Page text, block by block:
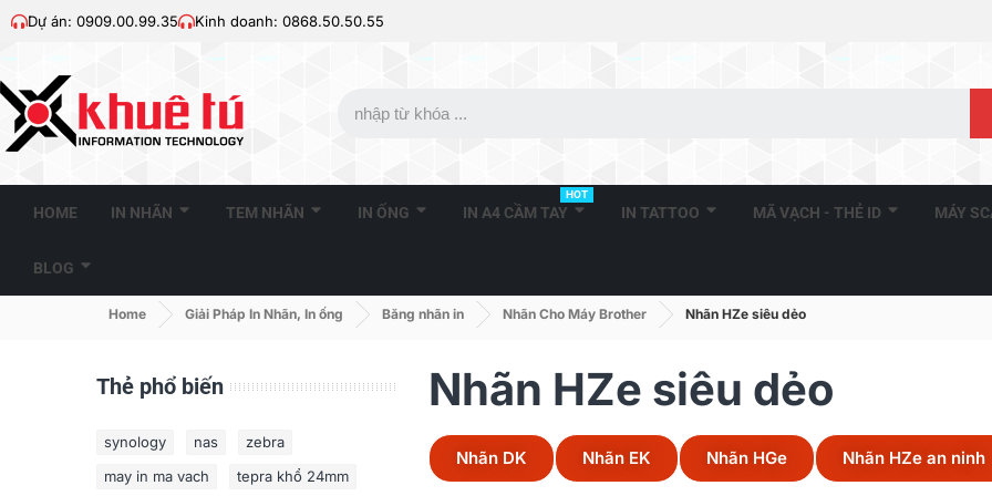
Dự án: 0909.00.99.35 Kinh doanh: 0868.50.50.55
HOME IN NHÃN TEM NHÃN IN ỐNG IN A4 CẦM TAY
HOT
IN TATTOO MÃ VẠCH - THẺ ID MÁY
BLOG
Home Giải Pháp In Nhãn, In ống Băng nhãn in Nhãn Cho Máy Brother Nhãn HZe siêu dẻo
Thẻ phổ biến
synology nas
zebra
may in ma vach
tepra khổ 24mm
Nhãn HZe siêu dẻo
Nhãn DK Nhãn EK Nhãn HGe Nhãn HZe an ninh